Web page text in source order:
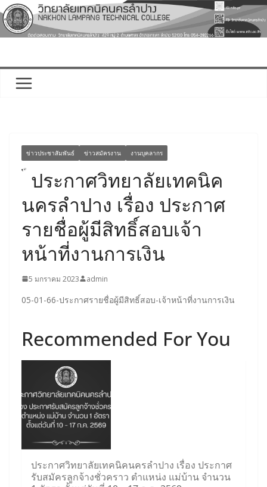
Skip
to
content
ข่าวประชาสัมพันธ์ ข่าวสมัครงาน งานบุคลากร
ประกาศวิทยาลัยเทคนิค
นครลำปาง เรื่อง ประกาศ
รายชื่อผู้มีสิทธิ์สอบเจ้า
หน้าที่งานการเงิน
5 มกราคม 2023 admin
05-01-66-ประกาศรายชื่อผู้มีสิทธิ์สอบ-เจ้าหน้าที่งานการเงิน
Recommended For You
ประกาศวิทยาลัยเทคนิคนครลำปาง เรื่อง ประกาศ
รับสมัครลูกจ้างชั่วคราว ตำแหน่ง แม่บ้าน จำนวน